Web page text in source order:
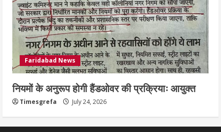
Faridabad News
नियमों के अनुरूप होगी हैंडओवर की प्रक्रियाः आयुक्त
Timesgrefa July 24, 2026